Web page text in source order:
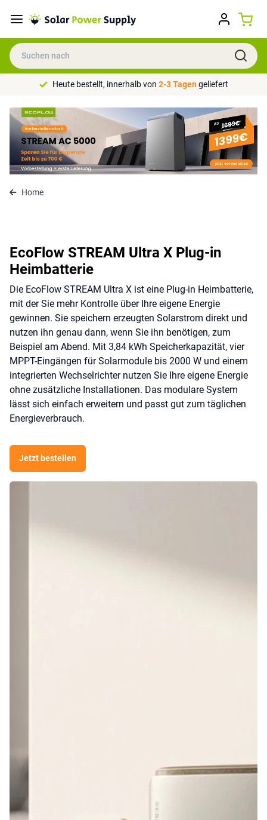
Heute bestellt, innerhalb von 2-3 Tagengeliefert
Home
EcoFlow STREAM Ultra X Plug-in
Heimbatterie
Die EcoFlow STREAM Ultra X ist eine Plug-in Heimbatterie,
mit der Sie mehr Kontrolle über Ihre eigene Energie
gewinnen. Sie speichern erzeugten Solarstrom direkt und
nutzen ihn genau dann, wenn Sie ihn benötigen, zum
Beispiel am Abend. Mit 3,84 kWh Speicherkapazität, vier
MPPT-Eingängen für Solarmodule bis 2000 W und einem
integrierten Wechselrichter nutzen Sie Ihre eigene Energie
ohne zusätzliche Installationen. Das modulare System
lässt sich einfach erweitern und passt gut zum täglichen
Energieverbrauch.
Jetzt bestellen